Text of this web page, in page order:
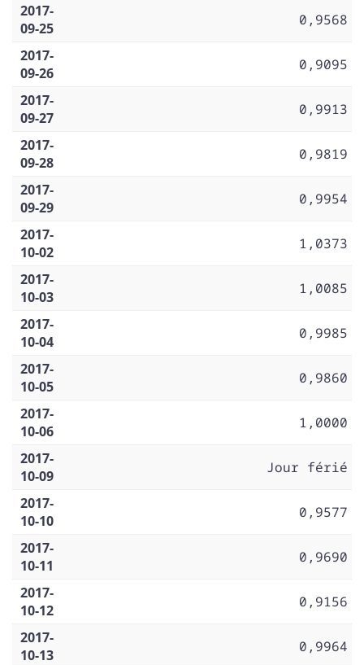
2017-
09-25
0,9568
2017-
09-26
0,9095
2017-
09-27
0,9913
2017-
09-28
0,9819
2017-
09-29
0,9954
2017-
10-02
1,0373
2017-
10-03
1,0085
2017-
10-04
0,9985
2017-
10-05
0,9860
2017-
10-06
1,0000
2017-
10-09
Jour férié
2017-
10-10
0,9577
2017-
10-11
0,9690
2017-
10-12
0,9156
2017-
10-13
0,9964